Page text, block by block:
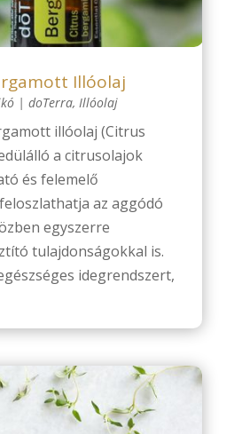
Illóolaj
| doTerra, Illóolaj
illóolaj (Citrus
a citrusolajok
és felemelő
az aggódó
egyszerre
tulajdonságokkal is.
idegrendszert,